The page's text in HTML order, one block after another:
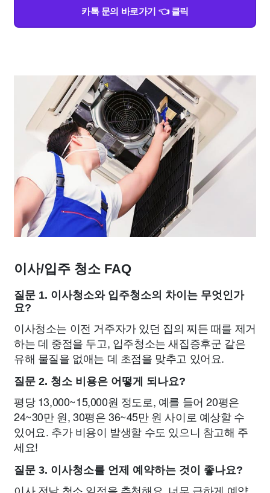
카톡 문의 바로가기 👈 클릭
이사/입주 청소 FAQ
질문 1. 이사청소와 입주청소의 차이는 무엇인가
요?
이사청소는 이전 거주자가 있던 집의 찌든 때를 제거
하는 데 중점을 두고, 입주청소는 새집증후군 같은
유해 물질을 없애는 데 초점을 맞추고 있어요.
질문 2. 청소 비용은 어떻게 되나요?
평당 13,000~15,000원 정도로, 예를 들어 20평은
24~30만 원, 30평은 36~45만 원 사이로 예상할 수
있어요. 추가 비용이 발생할 수도 있으니 참고해 주
세요!
질문 3. 이사청소를 언제 예약하는 것이 좋나요?